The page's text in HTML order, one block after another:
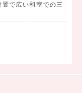
で広い和室での三